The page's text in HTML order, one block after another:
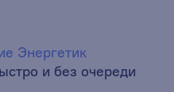
Энергетик
и без очереди